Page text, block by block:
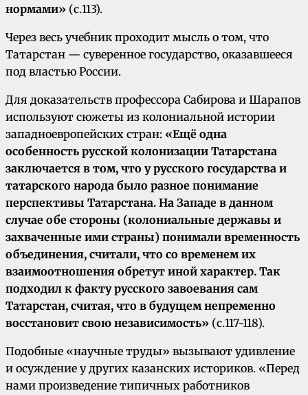
нормами» (с.113).
Через весь учебник проходит мысль о том, что
Татарстан — суверенное государство, оказавшееся
под властью России.
Для доказательств профессора Сабирова и Шарапов
используют сюжеты из колониальной истории
западноевропейских стран: «Ещё одна
особенность русской колонизации Татарстана
заключается в том, что у русского государства и
татарского народа было разное понимание
перспективы Татарстана. На Западе в данном
случае обе стороны (колониальные державы и
захваченные ими страны) понимали временность
объединения, считали, что со временем их
взаимоотношения обретут иной характер. Так
подходил к факту русского завоевания сам
Татарстан, считая, что в будущем непременно
восстановит свою независимость» (с.117-118).
Подобные «научные труды» вызывают удивление
и осуждение у других казанских историков. «Перед
нами произведение типичных работников